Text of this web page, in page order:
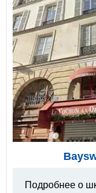
Подробнее о